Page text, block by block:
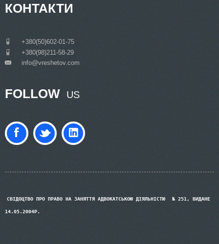
КОНТАКТИ
+380(50)602-01-75
+380(98)211-58-29
info@vreshetov.com
FOLLOW US
СВІДОЦТВО ПРО ПРАВО НА ЗАНЯТТЯ АДВОКАТСЬКОЮ ДІЯЛЬНІСТЮ № 251, ВИДАНЕ
14.05.2004Р.